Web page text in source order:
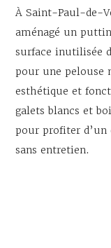
À Saint-Paul-de-
aménagé un
surface inutilisée
pour une pelouse
esthétique et
galets blancs et
pour profiter
sans entretien.